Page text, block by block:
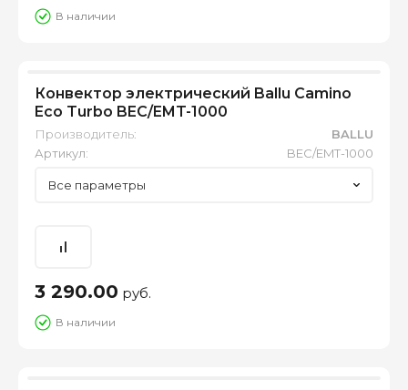
В наличии
Конвектор электрический Ballu Camino
Eco Turbo BEC/EMT-1000
Производитель:
BALLU
Артикул:
BEC/EMT-1000
Все параметры
3 290.00 руб.
В наличии